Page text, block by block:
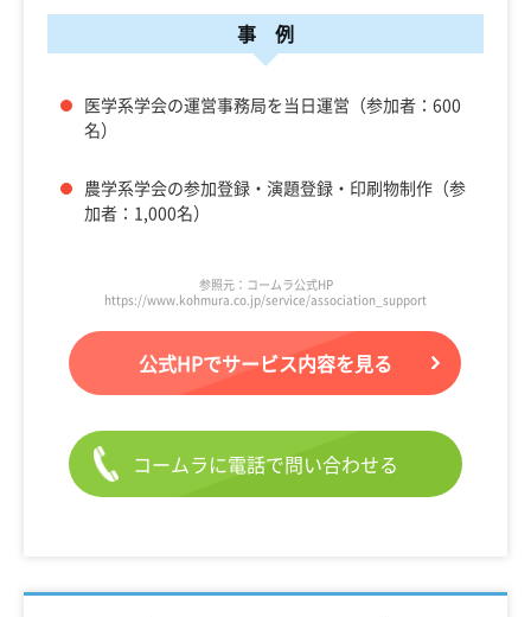
事 例
医学系学会の運営事務局を当日運営（参加者：600
名）
農学系学会の参加登録・演題登録・印刷物制作（参
加者：1,000名）
参照元：コームラ公式HP
https://www.kohmura.co.jp/service/association_support
公式HPでサービス内容を見る
コームラに電話で問い合わせる